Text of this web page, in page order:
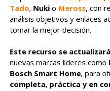
Tado, Nuki o Meross, con
análisis objetivos y enlaces
tomar la mejor decisión.
Este recurso se
nuevas marcas líderes como
Bosch Smart Home, para
completa, práctica y en